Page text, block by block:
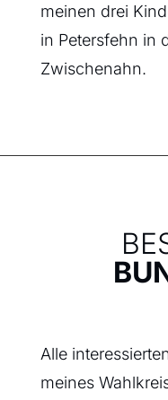
meinen drei
in Petersfehn in
Zwischenahn.
Alle
meines